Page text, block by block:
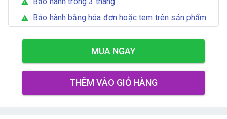
warning
warning Bảo hành bằng hóa đơn hoặc tem trên sản phẩm
MUA NGAY
THÊM VÀO GIỎ HÀNG